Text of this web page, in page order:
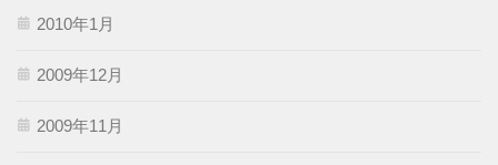
2010年1月
2009年12月
2009年11月